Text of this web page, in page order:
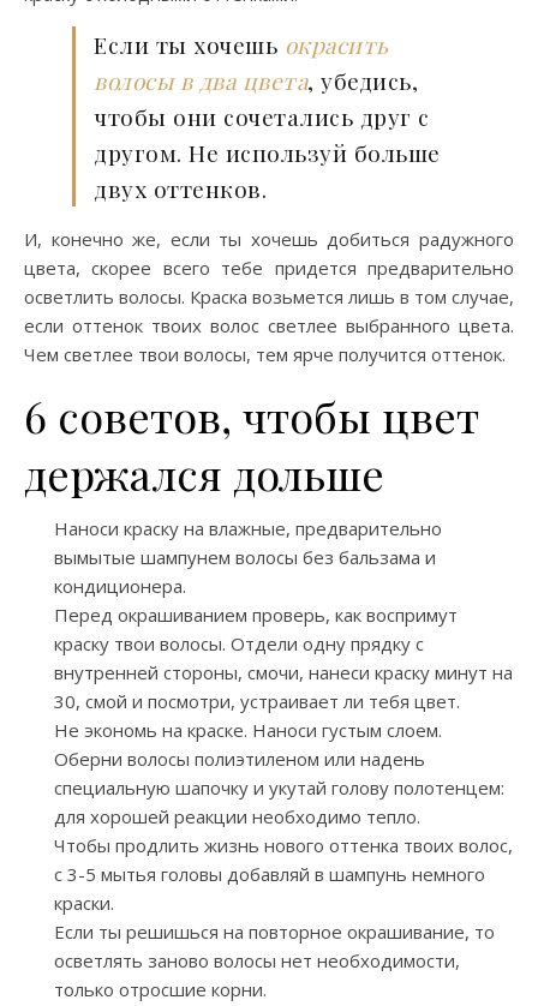
Если ты хочешь окрасить
волосы в два цвета, убедись,
чтобы они сочетались друг с
другом. Не используй больше
двух оттенков.
И, конечно же, если ты хочешь добиться радужного
цвета, скорее всего тебе придется предварительно
осветлить волосы. Краска возьмется лишь в том случае,
если оттенок твоих волос светлее выбранного цвета.
Чем светлее твои волосы, тем ярче получится оттенок.
6 советов, чтобы цвет
держался дольше
Наноси краску на влажные, предварительно
вымытые шампунем волосы без бальзама и
кондиционера.
Перед окрашиванием проверь, как воспримут
краску твои волосы. Отдели одну прядку с
внутренней стороны, смочи, нанеси краску минут на
30, смой и посмотри, устраивает ли тебя цвет.
Не экономь на краске. Наноси густым слоем.
Оберни волосы полиэтиленом или надень
специальную шапочку и укутай голову полотенцем:
для хорошей реакции необходимо тепло.
Чтобы продлить жизнь нового оттенка твоих волос,
с 3-5 мытья головы добавляй в шампунь немного
краски.
Если ты решишься на повторное окрашивание, то
осветлять заново волосы нет необходимости,
только отросшие корни.